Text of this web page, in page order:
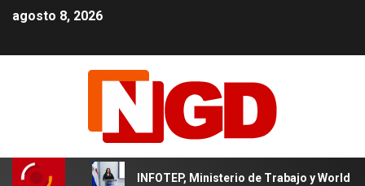
agosto 8, 2026
INFOTEP, Ministerio de Trabajo y World Vision